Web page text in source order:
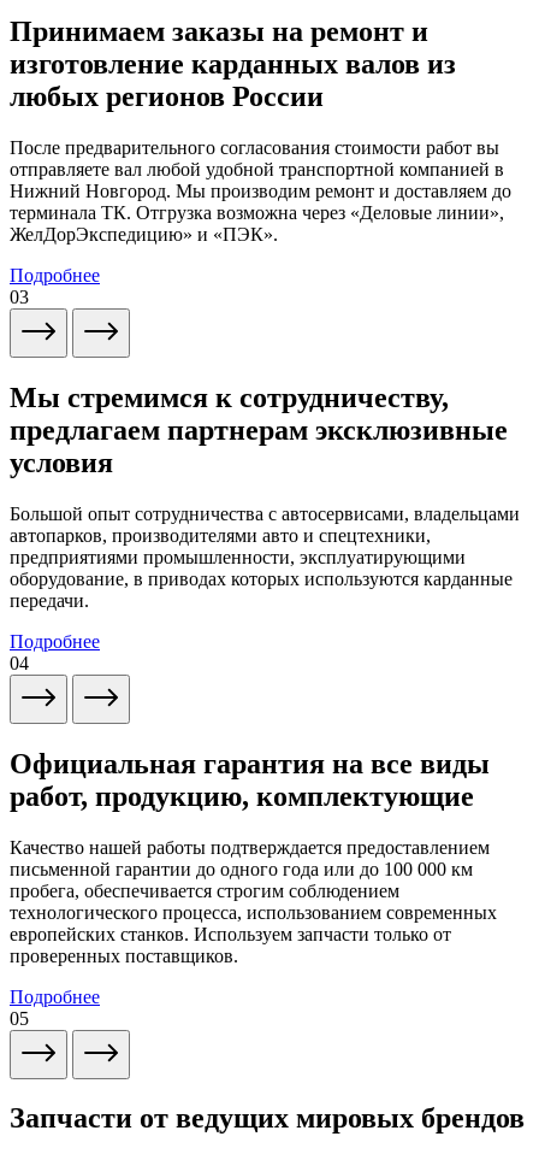
Принимаем заказы на ремонт и
изготовление карданных валов из
любых регионов России
После предварительного согласования стоимости работ вы
отправляете вал любой удобной транспортной компанией в
Нижний Новгород. Мы производим ремонт и доставляем до
терминала ТК. Отгрузка возможна через «Деловые линии»,
ЖелДорЭкспедицию» и «ПЭК».
Подробнее
03
Мы стремимся к сотрудничеству,
предлагаем партнерам эксклюзивные
условия
Большой опыт сотрудничества с автосервисами, владельцами
автопарков, производителями авто и спецтехники,
предприятиями промышленности, эксплуатирующими
оборудование, в приводах которых используются карданные
передачи.
Подробнее
04
Официальная гарантия на все виды
работ, продукцию, комплектующие
Качество нашей работы подтверждается предоставлением
письменной гарантии до одного года или до 100 000 км
пробега, обеспечивается строгим соблюдением
технологического процесса, использованием современных
европейских станков. Используем запчасти только от
проверенных поставщиков.
Подробнее
05
Запчасти от ведущих мировых брендов